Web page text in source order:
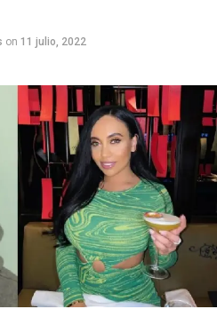
on 11 julio, 2022